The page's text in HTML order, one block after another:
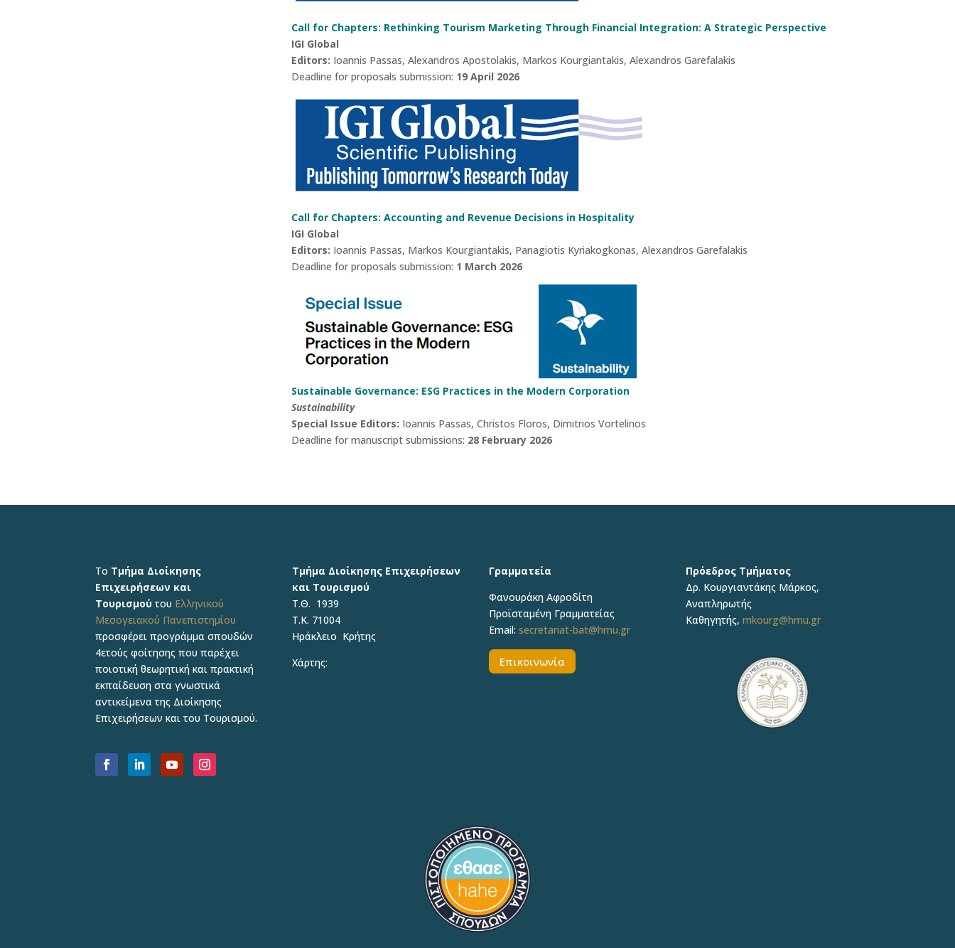
Call for Chapters: Rethinking Tourism Marketing Through Financial Integration: A Strategic Perspective
IGI Global
Editors: Ioannis Passas, Alexandros Apostolakis, Markos Kourgiantakis, Alexandros Garefalakis
Deadline for proposals submission: 19 April 2026
Call for Chapters: Accounting and Revenue Decisions in Hospitality
IGI Global
Editors: Ioannis Passas, Markos Kourgiantakis, Panagiotis Kyriakogkonas, Alexandros Garefalakis
Deadline for proposals submission: 1 March 2026
Sustainable Governance: ESG Practices in the Modern Corporation
Sustainability
Special Issue Editors: Ioannis Passas, Christos Floros, Dimitrios Vortelinos
Deadline for manuscript submissions: 28 February 2026
Το Τμήμα Διοίκησης
Επιχειρήσεων και
Τουρισμούτου Ελληνικού
Μεσογειακού Πανεπιστημίου
προσφέρει προγράμμα σπουδών
4ετούς φοίτησης που παρέχει
ποιοτική θεωρητική και πρακτική
εκπαίδευση στα γνωστικά
αντικείμενα της Διοίκησης
Επιχειρήσεων και του Τουρισμού.
Τμήμα Διοίκησης Επιχειρήσεων
και Τουρισμού
Τ.Θ. 1939
Τ.Κ. 71004
Ηράκλειο Κρήτης
Χάρτης:
Γραμματεία
Φανουράκη Αφροδίτη
Προϊσταμένη Γραμματείας
Email:secretariat-bat@hmu.gr
Επικοινωνία
Πρόεδρος Τμήματος
Δρ. Κουργιαντάκης Μάρκος,
Αναπληρωτής
Καθηγητής, mkourg@hmu.gr